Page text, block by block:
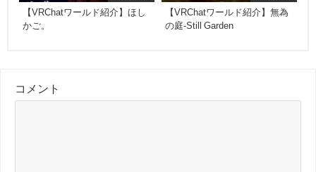
【VRChatワールド紹介】ほし
かご。
【VRChatワールド紹介】無為
の庭-Still Garden
コメント